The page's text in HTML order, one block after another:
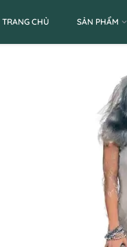
TRANG CHỦ SẢN PHẨM